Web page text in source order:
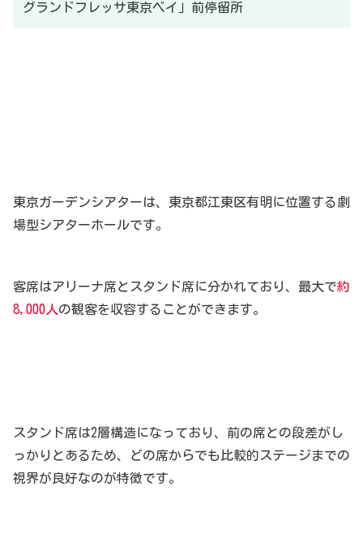
グランドフレッサ東京ベイ」前停留所
東京ガーデンシアターは、東京都江東区有明に位置する劇
場型シアターホールです。
客席はアリーナ席とスタンド席に分かれており、最大で約
8,000人の観客を収容することができます。
スタンド席は2層構造になっており、前の席との段差がし
っかりとあるため、どの席からでも比較的ステージまでの
視界が良好なのが特徴です。